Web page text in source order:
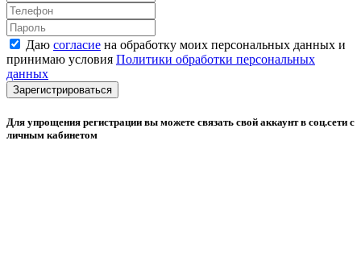
Даю согласие на обработку моих персональных данных и
принимаю условия Политики обработки персональных
данных
Зарегистрироваться
Для упрощения регистрации вы можете связать свой аккаунт в соц.сети с
личным кабинетом